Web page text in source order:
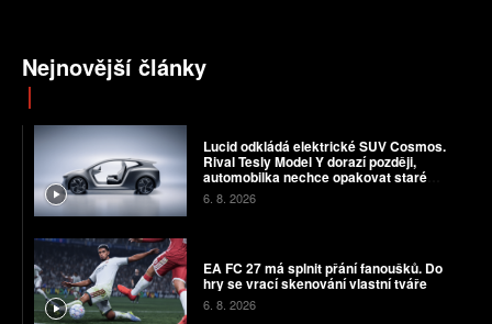
Nejnovější články
Lucid odkládá elektrické SUV Cosmos.
Rival Tesly Model Y dorazí později,
automobilka nechce opakovat staré
chyby
6. 8. 2026
EA FC 27 má splnit přání fanoušků. Do
hry se vrací skenování vlastní tváře
6. 8. 2026